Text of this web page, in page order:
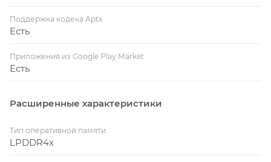
Поддержка кодека Aptx
Есть
Приложения из Google Play Market
Есть
Расширенные характеристики
Тип оперативной памяти
LPDDR4x